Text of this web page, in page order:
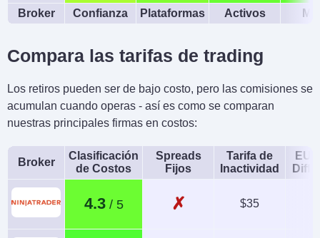
Broker Confianza Plataformas Activos
Compara las tarifas de trading
Los retiros pueden ser de bajo costo, pero las comisiones se
acumulan cuando operas - así es como se comparan
nuestras principales firmas en costos:
Broker
Clasificación
de Costos
Spreads
Fijos
Tarifa de
Inactividad
4.3 ✗ $35